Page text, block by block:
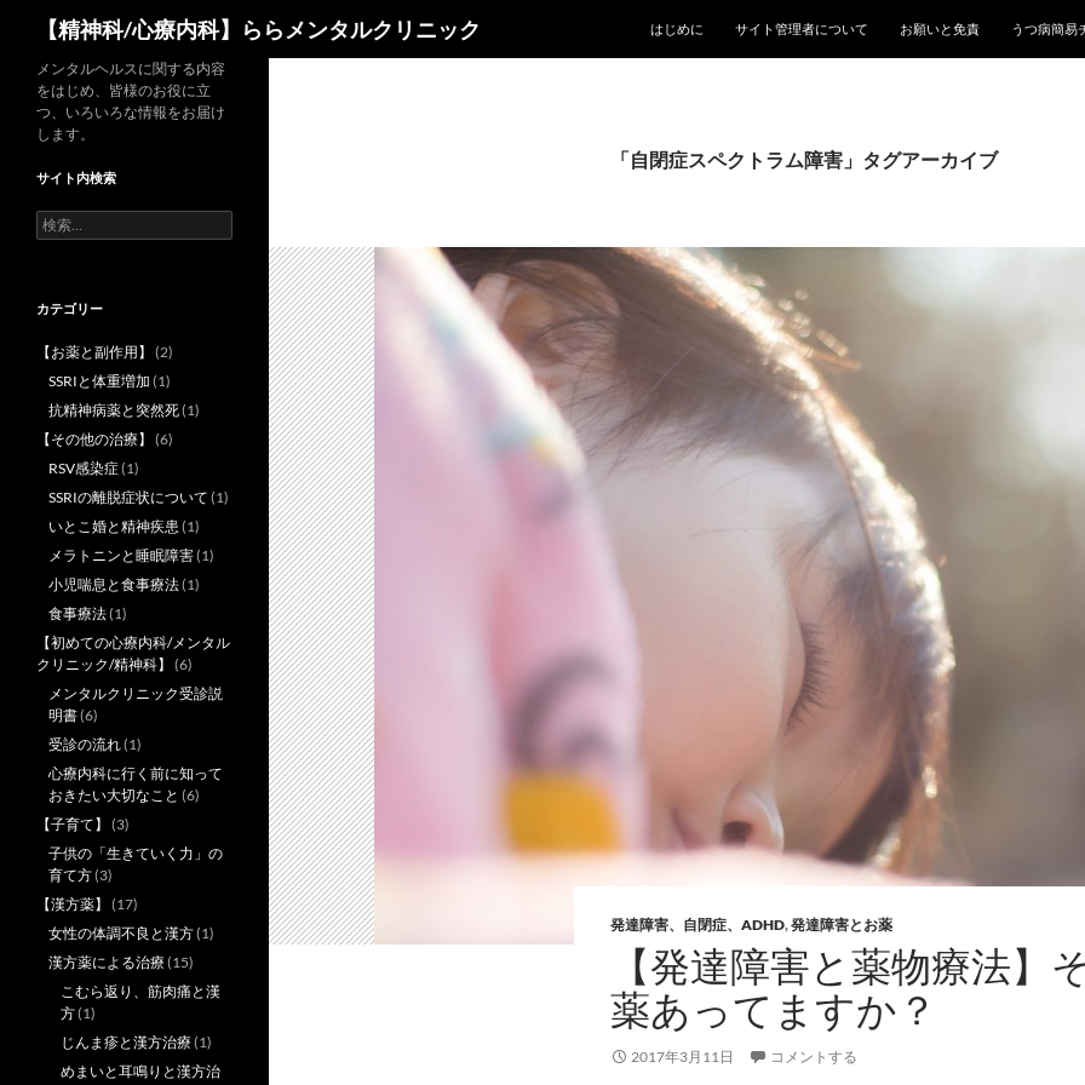
【精神科/心療内科】ららメンタルクリニック はじめに サイト管理者について お願いと免責 うつ病簡易
「自閉症スペクトラム障害」タグアーカイブ
発達障害、自閉症、ADHD,発達障害とお薬
【発達障害と薬物療法】
薬あってますか？
2017年3月11日 コメントする
メンタルヘルスに関する内容
をはじめ、皆様のお役に立
つ、いろいろな情報をお届け
します。
サイト内検索
検
索:
カテゴリー
【お薬と副作用】
(2)
SSRIと体重増加 (1)
抗精神病薬と突然死(1)
【その他の治療】
(6)
RSV感染症(1)
SSRIの離脱症状について (1)
いとこ婚と精神疾患 (1)
メラトニンと睡眠障害(1)
小児喘息と食事療法(1)
食事療法(1)
【初めての心療内科/メンタル
クリニック/精神科】
(6)
メンタルクリニック受診説
明書(6)
受診の流れ(1)
心療内科に行く前に知って
おきたい大切なこと (6)
【子育て】
(3)
子供の「生きていく力」の
育て方(3)
【漢方薬】
(17)
女性の体調不良と漢方(1)
漢方薬による治療(15)
こむら返り、筋肉痛と漢
方(1)
じんま疹と漢方治療(1)
めまいと耳鳴りと漢方治